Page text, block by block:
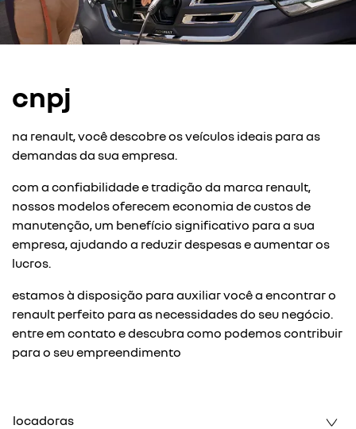
cnpj
na renault, você descobre os veículos ideais para as
demandas da sua empresa.
com a confiabilidade e tradição da marca renault,
nossos modelos oferecem economia de custos de
manutenção, um benefício significativo para a sua
empresa, ajudando a reduzir despesas e aumentar os
lucros.
estamos à disposição para auxiliar você a encontrar o
renault perfeito para as necessidades do seu negócio.
entre em contato e descubra como podemos contribuir
para o seu empreendimento
locadoras